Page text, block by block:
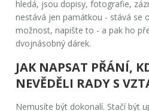
hledá, jsou dopisy, fotografie,
nestává jen památkou - stává se
možnost, napište to - a pak ho
dvojnásobný dárek.
JAK NAPSAT PŘÁNÍ,
NEVĚDĚLI RADY S
Nemusíte být dokonalí. Stačí být